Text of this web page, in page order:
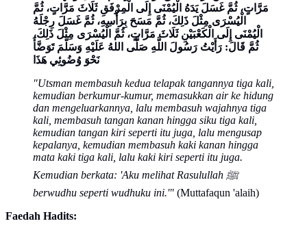
مَرَّاتٍ، ثُمَّ غَسَلَ يَدَهُ الْيُمْنَى إِلَى الْمِرْفَقِ ثَلَاثَ مَرَّاتٍ، ثُمَّ
الْيُسْرَى مِثْلَ ذَلِكَ، ثُمَّ مَسَحَ بِرَأْسِهِ، ثُمَّ غَسَلَ رِجْلَهُ
الْيُمْنَى إِلَى الْكَعْبَيْنِ ثَلَاثَ مَرَّاتٍ، ثُمَّ الْيُسْرَى مِثْلَ ذَلِكَ،
ثُمَّ قَالَ: رَأَيْتُ رَسُولَ اللَّهِ صَلَّى اللهُ عَلَيْهِ وَسَلَّمَ تَوَضَّأَ
نَحْوَ وُضُوئِي هَذَا
"Utsman membasuh kedua telapak tangannya tiga kali,
kemudian berkumur-kumur, memasukkan air ke hidung
dan mengeluarkannya, lalu membasuh wajahnya tiga
kali, membasuh tangan kanan hingga siku tiga kali,
kemudian tangan kiri seperti itu juga, lalu mengusap
kepalanya, kemudian membasuh kaki kanan hingga
mata kaki tiga kali, lalu kaki kiri seperti itu juga.
Kemudian berkata: 'Aku melihat Rasulullah ﷺ
berwudhu seperti wudhuku ini.'" (Muttafaqun 'alaih)
Faedah Hadits: